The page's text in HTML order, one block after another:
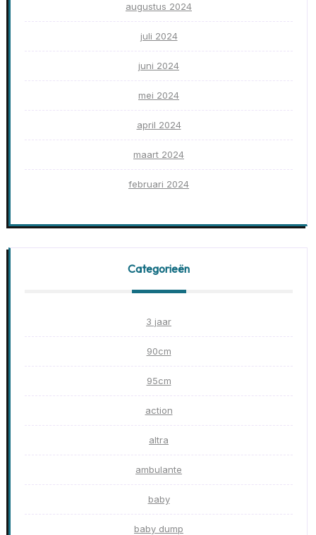
augustus 2024
juli 2024
juni 2024
mei 2024
april 2024
maart 2024
februari 2024
Categorieën
3 jaar
90cm
95cm
action
altra
ambulante
baby
baby dump